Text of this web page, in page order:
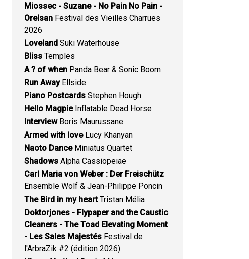
Miossec - Suzane - No Pain No Pain -
Orelsan Festival des Vieilles Charrues
2026
Loveland Suki Waterhouse
Bliss Temples
A ? of when Panda Bear & Sonic Boom
Run AwayEllside
Piano Postcards Stephen Hough
Hello MagpieInflatable Dead Horse
InterviewBoris Maurussane
Armed with loveLucy Khanyan
Naoto DanceMiniatus Quartet
Shadows Alpha Cassiopeiae
Carl Maria von Weber : Der Freischütz
Ensemble Wolf & Jean-Philippe Poncin
The Bird in my heartTristan Mélia
Doktorjones - Flypaper and the Caustic
Cleaners - The Toad Elevating Moment
- Les Sales Majestés Festival de
l'ArbraZik #2 (édition 2026)